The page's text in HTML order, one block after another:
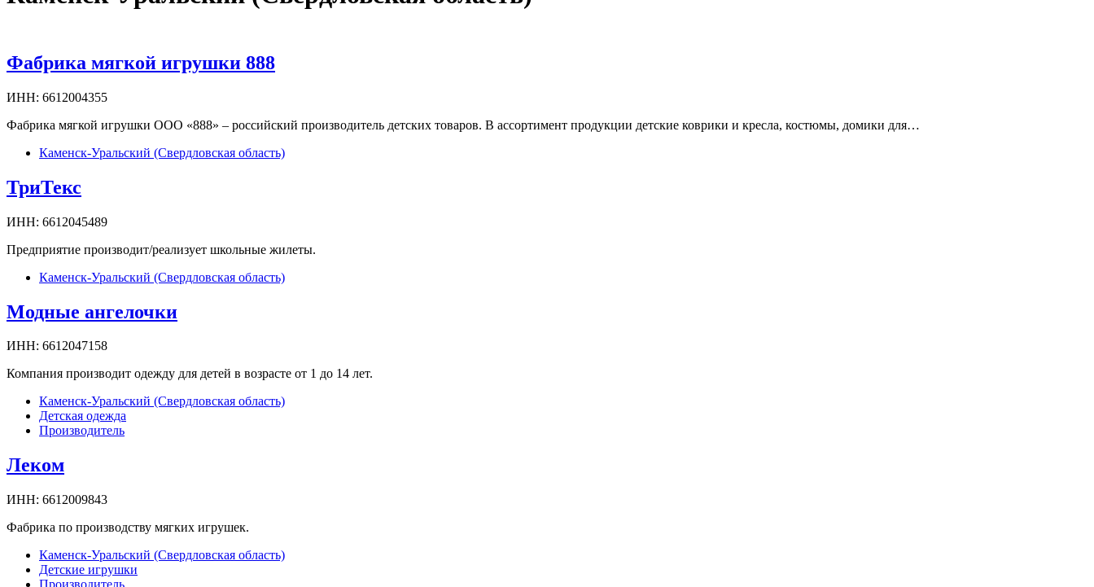
Фабрика мягкой игрушки 888
ИНН: 6612004355
Фабрика мягкой игрушки ООО «888» – российский производитель детских товаров. В ассортимент продукции детские коврики и кресла, костюмы, домики для…
Каменск-Уральский (Свердловская область)
ТриТекс
ИНН: 6612045489
Предприятие производит/реализует школьные жилеты.
Каменск-Уральский (Свердловская область)
Модные ангелочки
ИНН: 6612047158
Компания производит одежду для детей в возрасте от 1 до 14 лет.
Каменск-Уральский (Свердловская область)
Детская одежда
Производитель
Леком
ИНН: 6612009843
Фабрика по производству мягких игрушек.
Каменск-Уральский (Свердловская область)
Детские игрушки